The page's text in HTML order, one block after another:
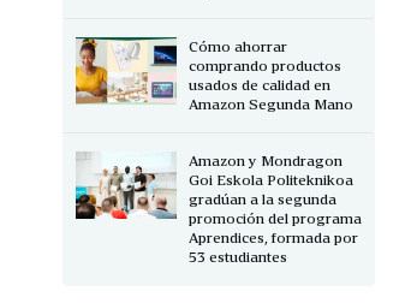
Cómo ahorrar
comprando productos
usados de calidad en
Amazon Segunda Mano
Amazon y Mondragon
Goi Eskola Politeknikoa
gradúan a la segunda
promoción del programa
Aprendices, formada por
53 estudiantes